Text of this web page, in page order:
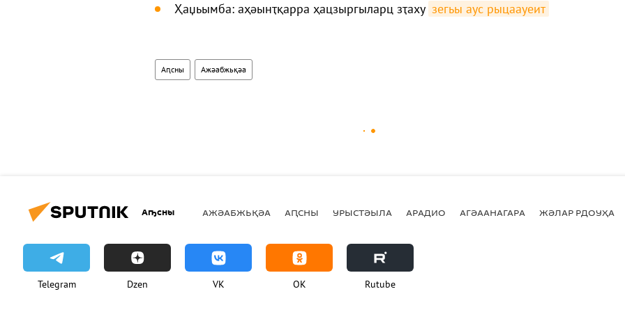
Ҳаџьымба: аҳәынҭқарра ҳацзыргыларц зҭаху зегьы аус рыцаауеит
Аԥсны Ажәабжьқәа
Аҧсны АЖӘАБЖЬҚӘА АԤСНЫ УРЫСТӘЫЛА АРАДИО АГӘААНАГАРА ЖӘЛАР РДОУҲА
Telegram Dzen VK OK Rutube